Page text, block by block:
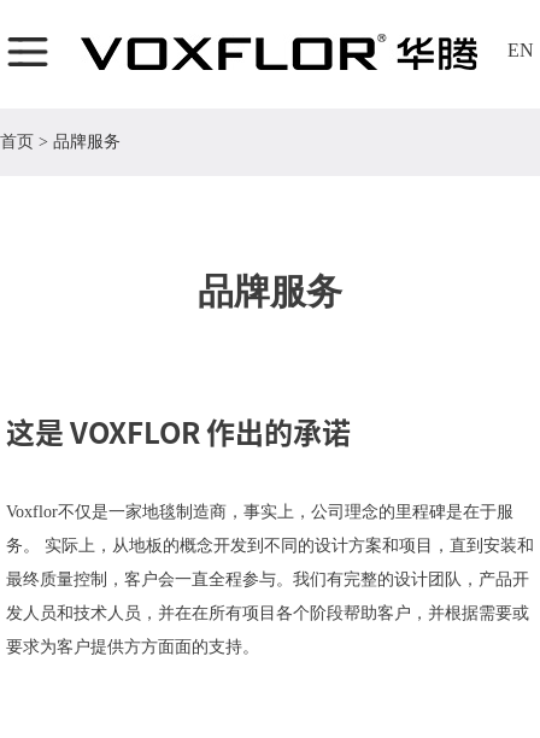
EN
首页 > 品牌服务
品牌服务
这是 VOXFLOR 作出的承诺
Voxflor不仅是一家地毯制造商，事实上，公司理念的里程碑是在于服
务。 实际上，从地板的概念开发到不同的设计方案和项目，直到安装和
最终质量控制，客户会一直全程参与。我们有完整的设计团队，产品开
发人员和技术人员，并在在所有项目各个阶段帮助客户，并根据需要或
要求为客户提供方方面面的支持。